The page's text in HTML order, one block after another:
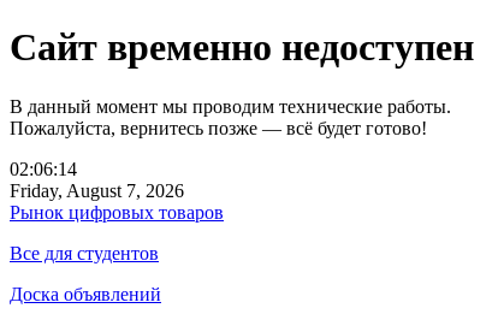
Сайт временно недоступен
В данный момент мы проводим технические работы.
Пожалуйста, вернитесь позже — всё будет готово!
02:06:14
Friday, August 7, 2026
Рынок цифровых товаров
Все для студентов
Доска объявлений